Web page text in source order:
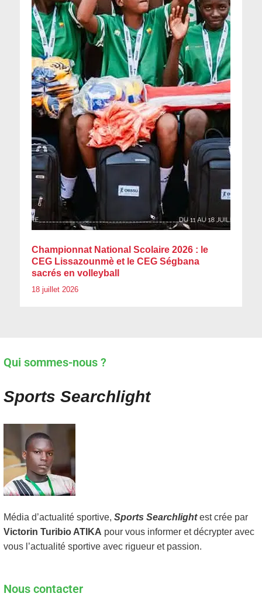
Championnat National Scolaire 2026 : le
CEG Lissazounmè et le CEG Ségbana
sacrés en volleyball
18 juillet 2026
Qui sommes-nous ?
Sports Searchlight
Média d’actualité sportive, Sports Searchlightest crée par
Victorin Turibio ATIKA pour vous informer et décrypter avec
vous l’actualité sportive avec rigueur et passion.
Nous contacter